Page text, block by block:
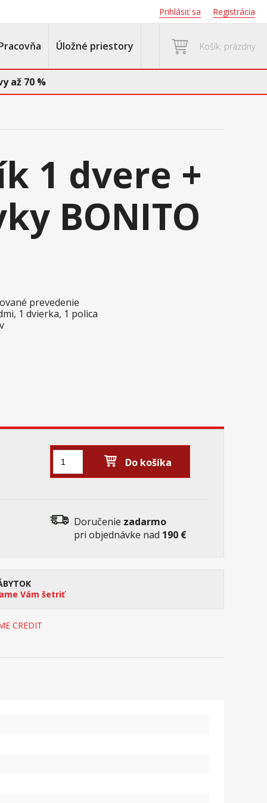
Prihlásiť sa Registrácia
Úložné priestory Košík: prázdny
až 70 %
1 dvere +
BONITO
prevedenie
1 dvierka, 1 polica
Do košíka
Doručenie zadarmo
pri objednávke nad 190 €
Vám šetriť
CREDIT